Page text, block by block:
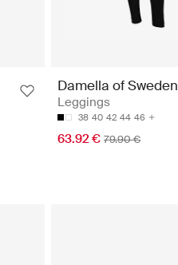
Damella of Sweden
Leggings
38 40 42 44 46
63.92 € 79.90 €